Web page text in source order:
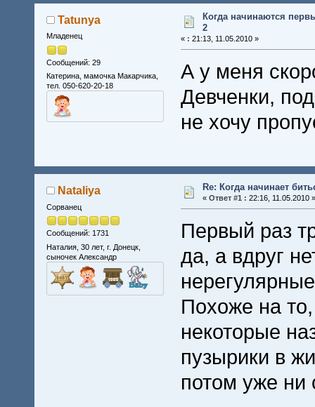
Tatunya
Младенец
Сообщений: 29
Катерина, мамочка Макарчика,
тел. 050-620-20-18
Когда начинаются
2
« : 21:13, 11.05.2010 »
А у меня
Девченки,
не хочу
Nataliya
Сорванец
Сообщений: 1731
Наталия, 30 лет, г. Донецк,
сыночек Александр
Re: Когда начинает
« Ответ #1 : 22:16, 11.05.2010 »
Первый раз
да, а вдруг
Похоже на
некоторые
пузырики в
потом уже ни